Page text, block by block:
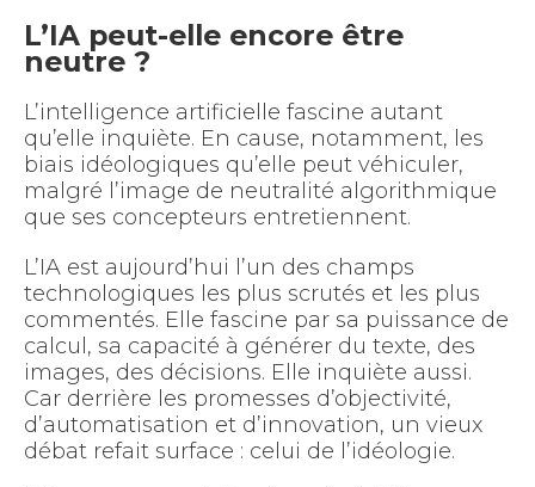
L’IA peut-elle encore être
neutre ?
L’intelligence artificielle fascine autant
qu’elle inquiète. En cause, notamment, les
biais idéologiques qu’elle peut véhiculer,
malgré l’image de neutralité algorithmique
que ses concepteurs entretiennent.
L’IA est aujourd’hui l’un des champs
technologiques les plus scrutés et les plus
commentés. Elle fascine par sa puissance de
calcul, sa capacité à générer du texte, des
images, des décisions. Elle inquiète aussi.
Car derrière les promesses d’objectivité,
d’automatisation et d’innovation, un vieux
débat refait surface : celui de l’idéologie.